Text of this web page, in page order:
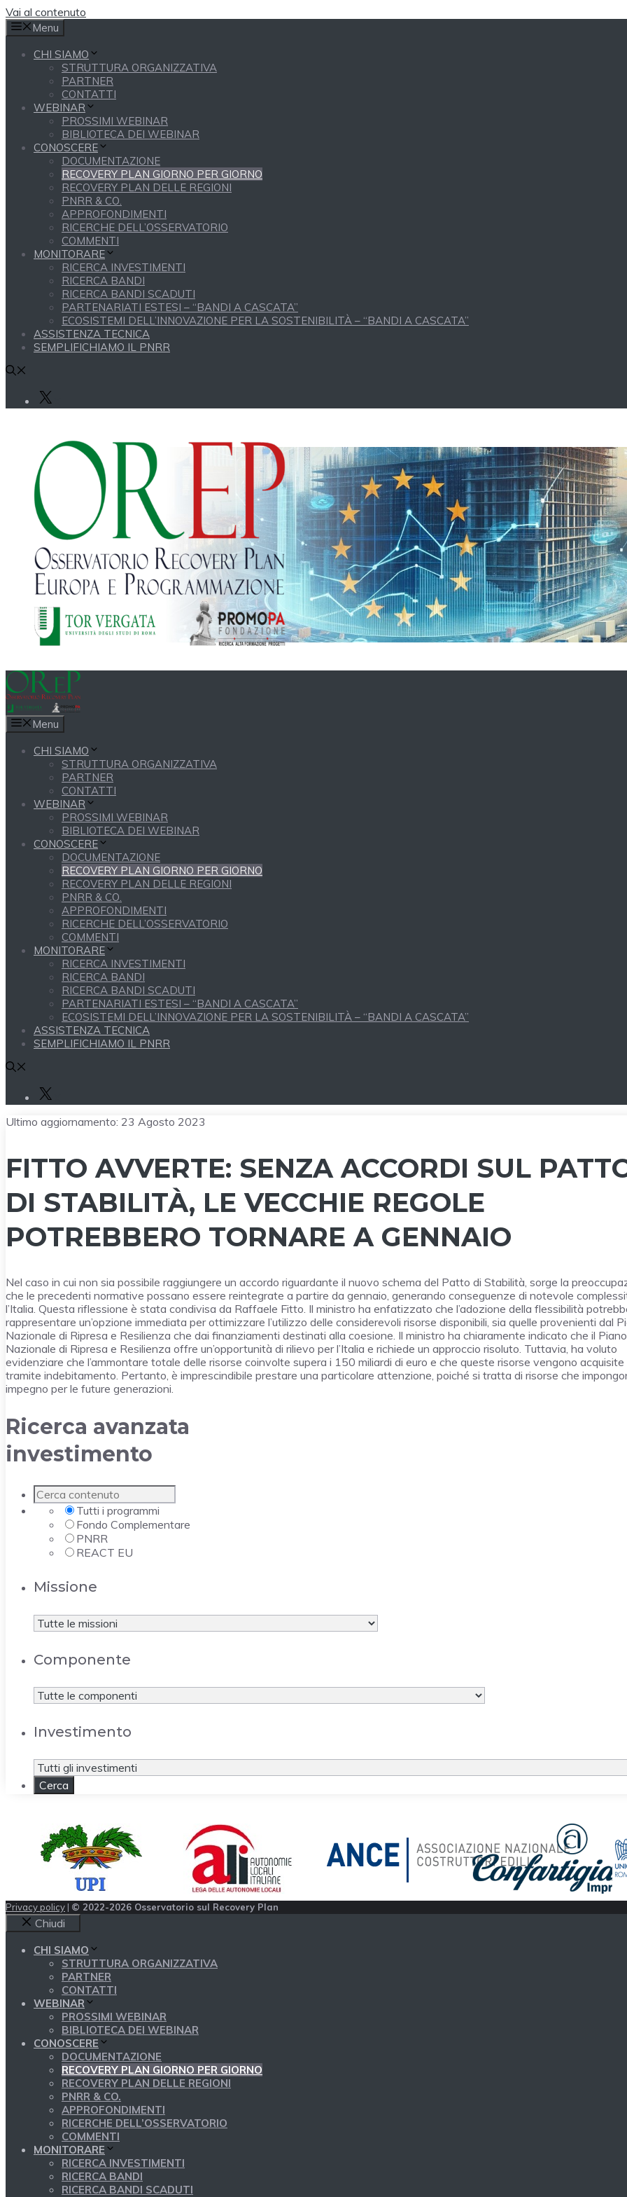
Vai al contenuto
Menu
CHI SIAMO
STRUTTURA ORGANIZZATIVA
PARTNER
CONTATTI
WEBINAR
PROSSIMI WEBINAR
BIBLIOTECA DEI WEBINAR
CONOSCERE
DOCUMENTAZIONE
RECOVERY PLAN GIORNO PER GIORNO
RECOVERY PLAN DELLE REGIONI
PNRR & CO.
APPROFONDIMENTI
RICERCHE DELL’OSSERVATORIO
COMMENTI
MONITORARE
RICERCA INVESTIMENTI
RICERCA BANDI
RICERCA BANDI SCADUTI
PARTENARIATI ESTESI – “BANDI A CASCATA”
ECOSISTEMI DELL’INNOVAZIONE PER LA SOSTENIBILITÀ – “BANDI A CASCATA”
ASSISTENZA TECNICA
SEMPLIFICHIAMO IL PNRR
Menu
CHI SIAMO
STRUTTURA ORGANIZZATIVA
PARTNER
CONTATTI
WEBINAR
PROSSIMI WEBINAR
BIBLIOTECA DEI WEBINAR
CONOSCERE
DOCUMENTAZIONE
RECOVERY PLAN GIORNO PER GIORNO
RECOVERY PLAN DELLE REGIONI
PNRR & CO.
APPROFONDIMENTI
RICERCHE DELL’OSSERVATORIO
COMMENTI
MONITORARE
RICERCA INVESTIMENTI
RICERCA BANDI
RICERCA BANDI SCADUTI
PARTENARIATI ESTESI – “BANDI A CASCATA”
ECOSISTEMI DELL’INNOVAZIONE PER LA SOSTENIBILITÀ – “BANDI A CASCATA”
ASSISTENZA TECNICA
SEMPLIFICHIAMO IL PNRR
Ultimo aggiornamento: 23 Agosto 2023
FITTO AVVERTE: SENZA ACCORDI SUL
DI STABILITÀ, LE VECCHIE REGOLE
POTREBBERO TORNARE A GENNAIO
Nel caso in cui non sia possibile raggiungere un accordo riguardante il nuovo schema del Patto di Stabilità, sorge la
che le precedenti normative possano essere reintegrate a partire da gennaio, generando conseguenze di notevole
l’Italia. Questa riflessione è stata condivisa da Raffaele Fitto. Il ministro ha enfatizzato che l’adozione della flessibilità
rappresentare un’opzione immediata per ottimizzare l’utilizzo delle considerevoli risorse disponibili, sia quelle provenienti dal
Nazionale di Ripresa e Resilienza che dai finanziamenti destinati alla coesione. Il ministro ha chiaramente indicato che il Piano
Nazionale di Ripresa e Resilienza offre un’opportunità di rilievo per l’Italia e richiede un approccio risoluto. Tuttavia, ha voluto
evidenziare che l’ammontare totale delle risorse coinvolte supera i 150 miliardi di euro e che queste risorse vengono acquisite
tramite indebitamento. Pertanto, è imprescindibile prestare una particolare attenzione, poiché si tratta di risorse che
impegno per le future generazioni.
Ricerca avanzata
investimento
Tutti i programmi
Fondo Complementare
PNRR
REACT EU
Missione
Componente
Investimento
Privacy policy | © 2022-2026 Osservatorio sul Recovery Plan
Chiudi
CHI SIAMO
STRUTTURA ORGANIZZATIVA
PARTNER
CONTATTI
WEBINAR
PROSSIMI WEBINAR
BIBLIOTECA DEI WEBINAR
CONOSCERE
DOCUMENTAZIONE
RECOVERY PLAN GIORNO PER GIORNO
RECOVERY PLAN DELLE REGIONI
PNRR & CO.
APPROFONDIMENTI
RICERCHE DELL’OSSERVATORIO
COMMENTI
MONITORARE
RICERCA INVESTIMENTI
RICERCA BANDI
RICERCA BANDI SCADUTI